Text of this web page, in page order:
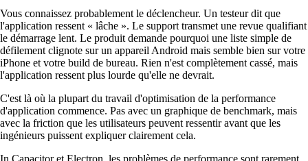
Vous connaissez probablement le déclencheur. Un testeur dit que
l'application ressent « lâche ». Le support transmet une revue qualifiant
le démarrage lent. Le produit demande pourquoi une liste simple de
défilement clignote sur un appareil Android mais semble bien sur votre
iPhone et votre build de bureau. Rien n'est complètement cassé, mais
l'application ressent plus lourde qu'elle ne devrait.
C'est là où la plupart du travail d'optimisation de la performance
d'application commence. Pas avec un graphique de benchmark, mais
avec la friction que les utilisateurs peuvent ressentir avant que les
ingénieurs puissent expliquer clairement cela.
In Capacitor et Electron, les problèmes de performance sont rarement